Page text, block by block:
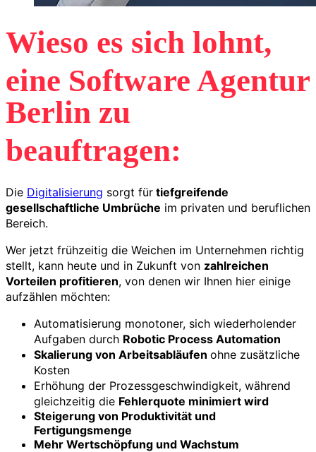
Wieso es sich lohnt,
eine Software Agentur
Berlin zu
beauftragen:
Die Digitalisierung sorgt für tiefgreifende
gesellschaftliche Umbrüche im privaten und beruflichen
Bereich.
Wer jetzt frühzeitig die Weichen im Unternehmen richtig
stellt, kann heute und in Zukunft von zahlreichen
Vorteilen profitieren, von denen wir Ihnen hier einige
aufzählen möchten:
Automatisierung monotoner, sich wiederholender
Aufgaben durch Robotic Process Automation
Skalierung von Arbeitsabläufen ohne zusätzliche
Kosten
Erhöhung der Prozessgeschwindigkeit, während
gleichzeitig die Fehlerquote minimiert wird
Steigerung von Produktivität und
Fertigungsmenge
Mehr Wertschöpfung und Wachstum